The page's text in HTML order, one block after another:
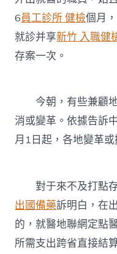
6員工診所 健檢個月
就診并享新竹 入職健
存案一次。
今朝，有些兼顧
消或變革。依據告訴
月1日起，各地變革
對于來不及打點
出國備藥訴明白，在
的，就醫地聯網定點
所需支出跨省直接結